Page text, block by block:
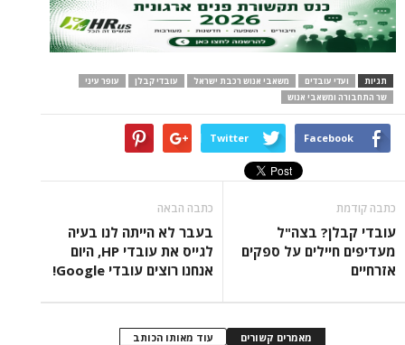
עובדים משאבי אנוש רכבת ישראל עובדי קבלן
עופר עיני
אנוש
Twitter
בצה"ל
על ספקים
בעבר לא הייתה לנו בעיה
לגייס את עובדי HP, היום
אנחנו רוצים עובדי Google!
עוד מאותו הכותב